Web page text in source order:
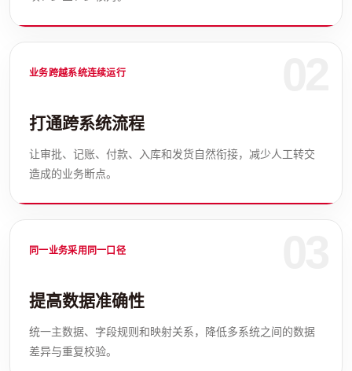
业务跨越系统连续运行
打通跨系统流程
让审批、记账、付款、入库和发货自然衔接，减少人工转交
造成的业务断点。
同一业务采用同一口径
提高数据准确性
统一主数据、字段规则和映射关系，降低多系统之间的数据
差异与重复校验。